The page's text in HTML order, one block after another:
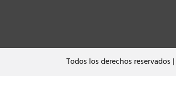
Todos los derechos reservados